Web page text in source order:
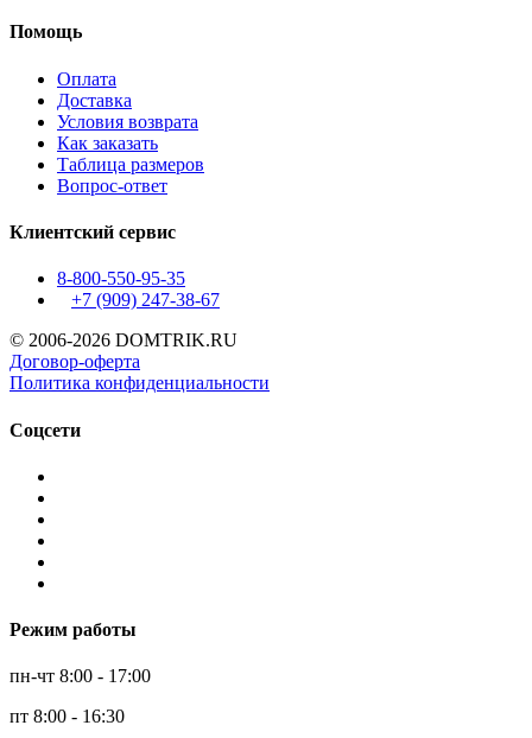
Помощь
Оплата
Доставка
Условия возврата
Как заказать
Таблица размеров
Вопрос-ответ
Клиентский сервис
8-800-550-95-35
+7 (909) 247-38-67
© 2006-2026 DOMTRIK.RU
Договор-оферта
Политика конфиденциальности
Соцсети
Режим работы
пн-чт 8:00 - 17:00
пт 8:00 - 16:30